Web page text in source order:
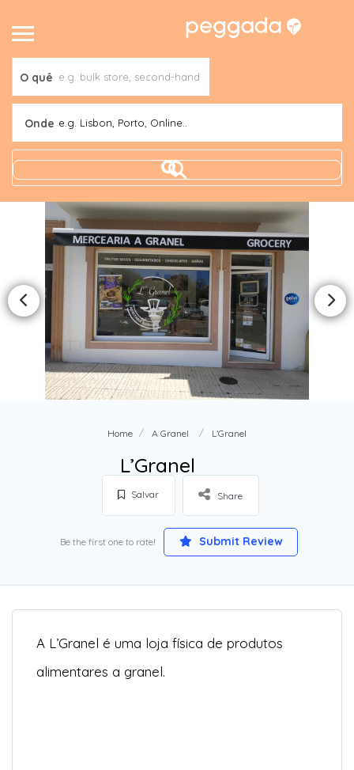
O quê
Onde e.g. Lisbon, Porto, Online..
Home A Granel L’Granel
L’Granel
Salvar Share
Be the first one to rate! Submit Review
A L’Granel é uma loja física de produtos
alimentares a granel.